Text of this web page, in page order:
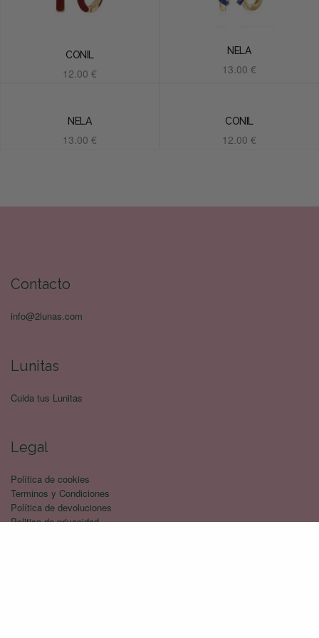
CONIL
12.00 €
NELA
13.00 €
NELA
13.00 €
CONIL
12.00 €
Contacto
info@2lunas.com
Lunitas
Cuida tus Lunitas
Legal
Política de cookies
Terminos y Condiciones
Política de devoluciones
Politica de privacidad